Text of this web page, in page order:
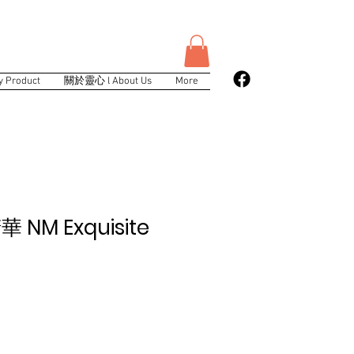
Product 關於靈心 l About Us More
NM Exquisite